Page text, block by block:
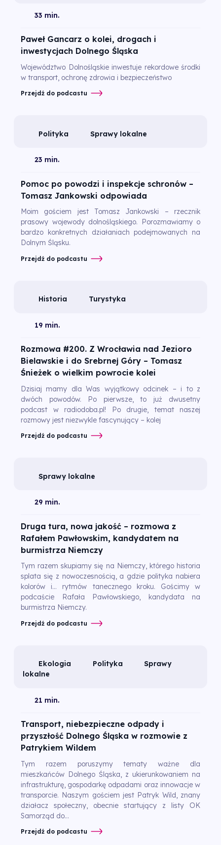
33 min.
Paweł Gancarz o kolei, drogach i
inwestycjach Dolnego Śląska
Województwo Dolnośląskie inwestuje rekordowe środki
w transport, ochronę zdrowia i bezpieczeństwo
Przejdź do podcastu
Polityka Sprawy lokalne
23 min.
Pomoc po powodzi i inspekcje schronów –
Tomasz Jankowski odpowiada
Moim gościem jest Tomasz Jankowski – rzecznik
prasowy wojewody dolnośląskiego. Porozmawiamy o
bardzo konkretnych działaniach podejmowanych na
Dolnym Śląsku.
Przejdź do podcastu
Historia Turystyka
19 min.
Rozmowa #200. Z Wrocławia nad Jezioro
Bielawskie i do Srebrnej Góry – Tomasz
Śnieżek o wielkim powrocie kolei
Dzisiaj mamy dla Was wyjątkowy odcinek – i to z
dwóch powodów. Po pierwsze, to już dwusetny
podcast w radiodoba.pl! Po drugie, temat naszej
rozmowy jest niezwykle fascynujący – kolej
Przejdź do podcastu
Sprawy lokalne
29 min.
Druga tura, nowa jakość – rozmowa z
Rafałem Pawłowskim, kandydatem na
burmistrza Niemczy
Tym razem skupiamy się na Niemczy, którego historia
splata się z nowoczesnością, a gdzie polityka nabiera
kolorów i... rytmów tanecznego kroku. Gościmy w
podcaście Rafała Pawłowskiego, kandydata na
burmistrza Niemczy.
Przejdź do podcastu
Ekologia Polityka
Sprawy
lokalne
21 min.
Transport, niebezpieczne odpady i
przyszłość Dolnego Śląska w rozmowie z
Patrykiem Wildem
Tym razem poruszymy tematy ważne dla
mieszkańców Dolnego Śląska, z ukierunkowaniem na
infrastrukturę, gospodarkę odpadami oraz innowacje w
transporcie. Naszym gościem jest Patryk Wild, znany
działacz społeczny, obecnie startujący z listy OK
Samorząd do...
Przejdź do podcastu